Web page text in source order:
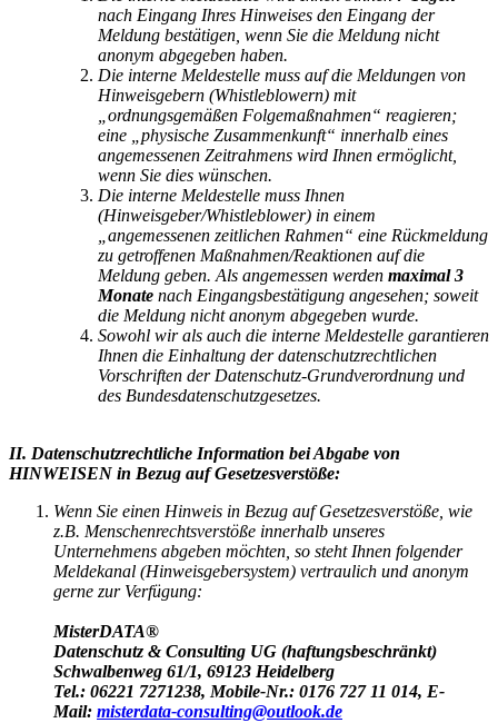
nach Eingang Ihres Hinweises den Eingang der
Meldung bestätigen, wenn Sie die Meldung nicht
anonym abgegeben haben.
Die interne Meldestelle muss auf die Meldungen von
Hinweisgebern (Whistleblowern) mit
„ordnungsgemäßen Folgemaßnahmen“ reagieren;
eine „physische Zusammenkunft“ innerhalb eines
angemessenen Zeitrahmens wird Ihnen ermöglicht,
wenn Sie dies wünschen.
Die interne Meldestelle muss Ihnen
(Hinweisgeber/Whistleblower) in einem
„angemessenen zeitlichen Rahmen“ eine Rückmeldung
zu getroffenen Maßnahmen/Reaktionen auf die
Meldung geben. Als angemessen werden maximal 3
Monate nach Eingangsbestätigung angesehen; soweit
die Meldung nicht anonym abgegeben wurde.
Sowohl wir als auch die interne Meldestelle garantieren
Ihnen die Einhaltung der datenschutzrechtlichen
Vorschriften der Datenschutz-Grundverordnung und
des Bundesdatenschutzgesetzes.
II. Datenschutzrechtliche Information bei Abgabe von
HINWEISEN in Bezug auf Gesetzesverstöße:
Wenn Sie einen Hinweis in Bezug auf Gesetzesverstöße, wie
z.B. Menschenrechtsverstöße innerhalb unseres
Unternehmens abgeben möchten, so steht Ihnen folgender
Meldekanal (Hinweisgebersystem) vertraulich und anonym
gerne zur Verfügung:
MisterDATA®
Datenschutz & Consulting UG (haftungsbeschränkt)
Schwalbenweg 61/1, 69123 Heidelberg
Tel.: 06221 7271238, Mobile-Nr.: 0176 727 11 014, E-
Mail: misterdata-consulting@outlook.de